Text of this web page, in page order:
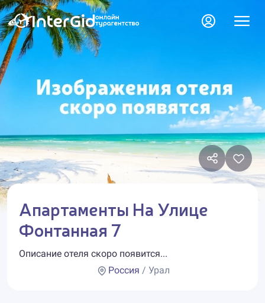
Апартаменты На Улице
Фонтанная 7
Описание отеля скоро появится...
Россия / Урал